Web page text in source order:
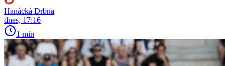
Hanácká Drbna
dnes, 17:16
1 min